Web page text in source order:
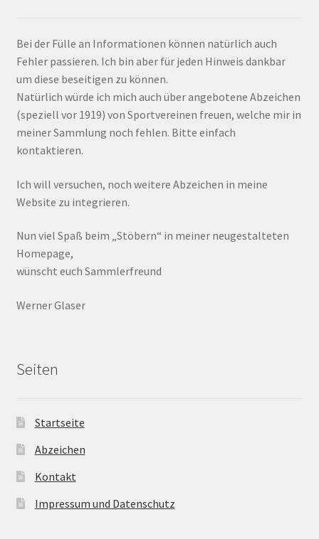
Bei der Fülle an Informationen können natürlich auch
Fehler passieren. Ich bin aber für jeden Hinweis dankbar
um diese beseitigen zu können.
Natürlich würde ich mich auch über angebotene Abzeichen
(speziell vor 1919) von Sportvereinen freuen, welche mir in
meiner Sammlung noch fehlen. Bitte einfach
kontaktieren.
Ich will versuchen, noch weitere Abzeichen in meine
Website zu integrieren.
Nun viel Spaß beim „Stöbern“ in meiner neugestalteten
Homepage,
wünscht euch Sammlerfreund
Werner Glaser
Seiten
Startseite
Abzeichen
Kontakt
Impressum und Datenschutz